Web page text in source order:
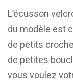
L’écusson
du modèle est
de petits
de petites
vous voulez